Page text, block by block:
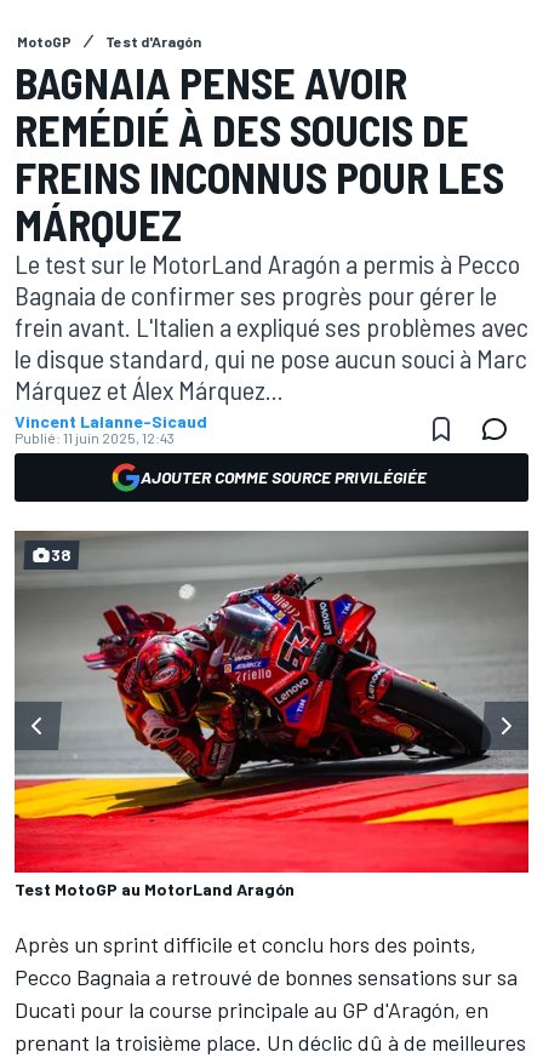
MotoGP Test d'Aragón
BAGNAIA PENSE AVOIR
REMÉDIÉ À DES SOUCIS DE
FREINS INCONNUS POUR LES
MÁRQUEZ
Le test sur le MotorLand Aragón a permis à Pecco
Bagnaia de confirmer ses progrès pour gérer le
frein avant. L'Italien a expliqué ses problèmes avec
le disque standard, qui ne pose aucun souci à Marc
Márquez et Álex Márquez...
Vincent Lalanne-Sicaud
Publié: 11 juin 2025, 12:43
AJOUTER COMME SOURCE PRIVILÉGIÉE
Test MotoGP au MotorLand Aragón
38
Après un sprint difficile et conclu hors des points,
Pecco Bagnaia a retrouvé de bonnes sensations sur sa
Ducati pour la course principale au GP d'Aragón, en
prenant la troisième place. Un déclic dû à de meilleures